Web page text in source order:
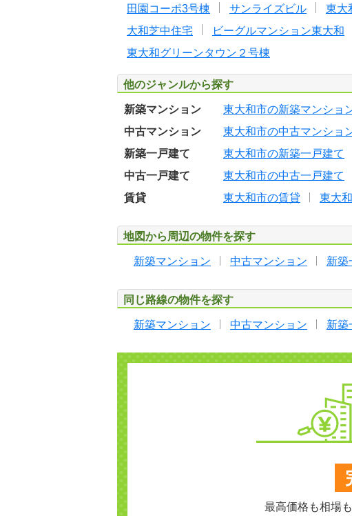
田園コーポ3号棟
サンライズビル 東大
大和芝中住宅
ビーグルマンション東大和
東大和グリーンタウン２号棟
他のジャンルから探す
新築マンション 東大和市の新築マンショ
中古マンション
東大和市の中古マンショ
新築一戸建て
東大和市の新築一戸建て
中古一戸建て
東大和市の中古一戸建て
賃貸
東大和市の賃貸 東大
地図から周辺の物件を探す
新築マンション 中古マンション 新築
同じ路線の物件を探す
新築マンション 中古マンション 新築
最高価格も相場